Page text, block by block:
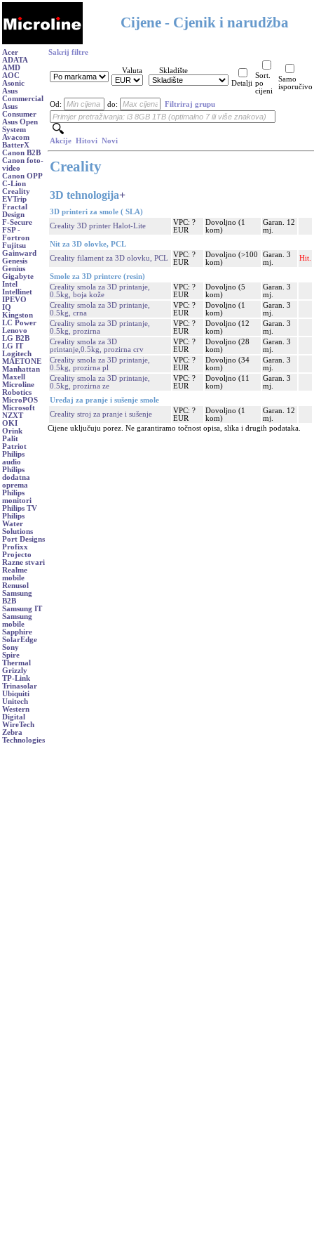
Cijene - Cjenik i narudžba
Acer
ADATA
AMD
AOC
Asonic
Asus
Commercial
Asus
Consumer
Asus Open
System
Avacom
BatterX
Canon B2B
Canon foto-
video
Canon OPP
C-Lion
Creality
EVTrip
Fractal
Design
F-Secure
FSP -
Fortron
Fujitsu
Gainward
Genesis
Genius
Gigabyte
Intel
Intellinet
IPEVO
IQ
Kingston
LC Power
Lenovo
LG B2B
LG IT
Logitech
MAETONE
Manhattan
Maxell
Microline
Robotics
MicroPOS
Microsoft
NZXT
OKI
Orink
Palit
Patriot
Philips
audio
Philips
dodatna
oprema
Philips
monitori
Philips TV
Philips
Water
Solutions
Port Designs
Profixx
Projecto
Razne stvari
Realme
mobile
Renusol
Samsung
B2B
Samsung IT
Samsung
mobile
Sapphire
SolarEdge
Sony
Spire
Thermal
Grizzly
TP-Link
Trinasolar
Ubiquiti
Unitech
Western
Digital
WireTech
Zebra
Technologies
Sakrij filtre
Valuta
Skladište
Detalji
Sort.
po
cijeni
Samo
isporučivo
Od: do: Filtriraj grupu
Akcije Hitovi Novi
Creality
3D tehnologija+
3D printeri za smole ( SLA)
Creality 3D printer Halot-Lite
VPC: ?
EUR
Dovoljno (1
kom)
Garan. 12
mj.
Nit za 3D olovke, PCL
Creality filament za 3D olovku, PCL
VPC: ?
EUR
Dovoljno (>100
kom)
Garan. 3
mj.
Hit.
Smole za 3D printere (resin)
Creality smola za 3D printanje,
0.5kg, boja kože
VPC: ?
EUR
Dovoljno (5
kom)
Garan. 3
mj.
Creality smola za 3D printanje,
0.5kg, crna
VPC: ?
EUR
Dovoljno (1
kom)
Garan. 3
mj.
Creality smola za 3D printanje,
0.5kg, prozirna
VPC: ?
EUR
Dovoljno (12
kom)
Garan. 3
mj.
Creality smola za 3D
printanje,0.5kg, prozirna crv
VPC: ?
EUR
Dovoljno (28
kom)
Garan. 3
mj.
Creality smola za 3D printanje,
0.5kg, prozirna pl
VPC: ?
EUR
Dovoljno (34
kom)
Garan. 3
mj.
Creality smola za 3D printanje,
0.5kg, prozirna ze
VPC: ?
EUR
Dovoljno (11
kom)
Garan. 3
mj.
Uređaj za pranje i sušenje smole
Creality stroj za pranje i sušenje
VPC: ?
EUR
Dovoljno (1
kom)
Garan. 12
mj.
Cijene uključuju porez. Ne garantiramo točnost opisa, slika i drugih podataka.